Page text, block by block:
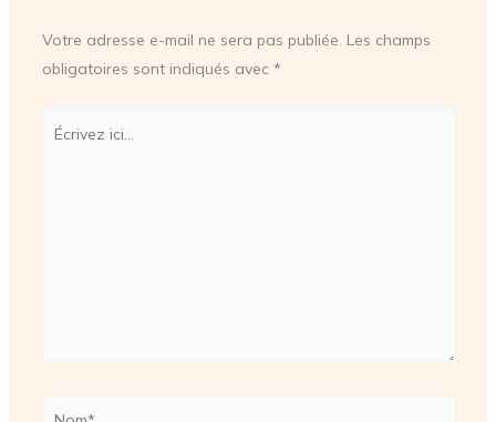
Votre adresse e-mail ne sera pas publiée. Les champs
obligatoires sont indiqués avec *
Nom*